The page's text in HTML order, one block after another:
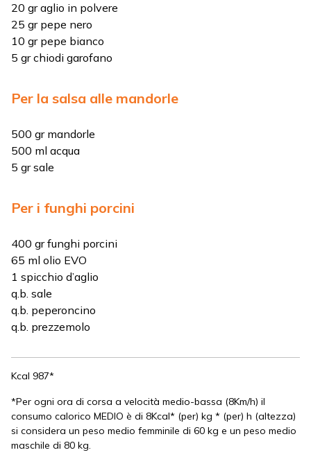
20 gr aglio in polvere
25 gr pepe nero
10 gr pepe bianco
5 gr chiodi garofano
Per la salsa alle mandorle
500 gr mandorle
500 ml acqua
5 gr sale
Per i funghi porcini
400 gr funghi porcini
65 ml olio EVO
1 spicchio d’aglio
q.b. sale
q.b. peperoncino
q.b. prezzemolo
Kcal 987*
*Per ogni ora di corsa a velocità medio-bassa (8Km/h) il
consumo calorico MEDIO è di 8Kcal* (per) kg * (per) h (altezza)
si considera un peso medio femminile di 60 kg e un peso medio
maschile di 80 kg.